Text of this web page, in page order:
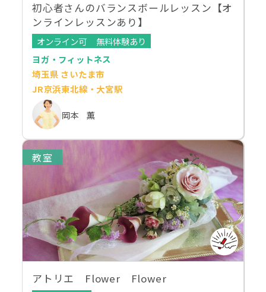
初心者さんのバランスボールレッスン【オ
ンラインレッスンあり】
オンライン可
無料体験あり
ヨガ・フィットネス
埼玉県 さいたま市
JR京浜東北線・大宮駅
岡本 薫
教室
アトリエ Flower Flower